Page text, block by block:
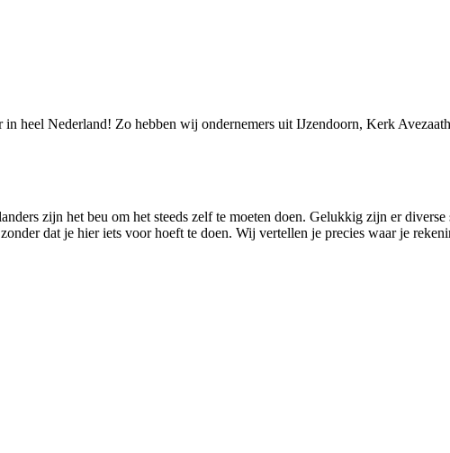
heel Nederland! Zo hebben wij ondernemers uit IJzendoorn, Kerk
zijn het beu om het steeds zelf te moeten doen. Gelukkig zijn er
dat je hier iets voor hoeft te doen. Wij vertellen je precies waar je